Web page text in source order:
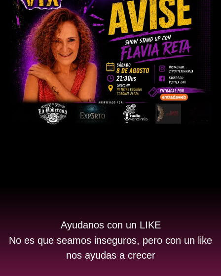
Ayudanos con un LIKE
No es que seamos inseguros, pero con un like
nos ayudas a crecer